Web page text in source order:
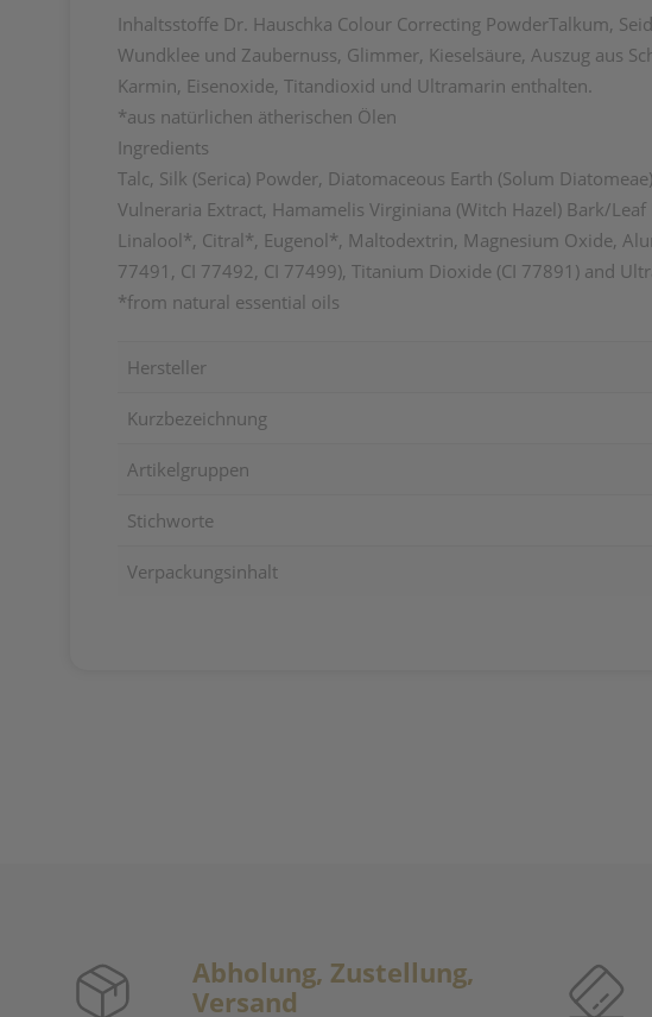
Inhaltsstoffe Dr. Hauschka Colour Correcting PowderTalkum,
Wundklee und Zaubernuss, Glimmer, Kieselsäure, Auszug aus
Karmin, Eisenoxide, Titandioxid und Ultramarin enthalten.
*aus natürlichen ätherischen Ölen
Ingredients
Talc, Silk (Serica) Powder, Diatomaceous Earth (Solum
Vulneraria Extract, Hamamelis Virginiana (Witch Hazel) Bark/
Linalool*, Citral*, Eugenol*, Maltodextrin, Magnesium Oxide,
77491, CI 77492, CI 77499), Titanium Dioxide (CI 77891) and
*from natural essential oils
Hersteller
Kurzbezeichnung
Artikelgruppen
Stichworte
Verpackungsinhalt
Abholung, Zustellung,
Versand